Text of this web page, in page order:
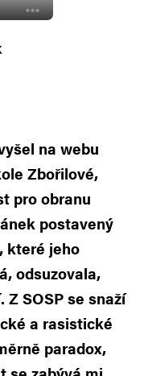
na webu
Zbořilové,
pro obranu
postavený
které jeho
odsuzovala,
SOSP se snaží
a rasistické
paradox,